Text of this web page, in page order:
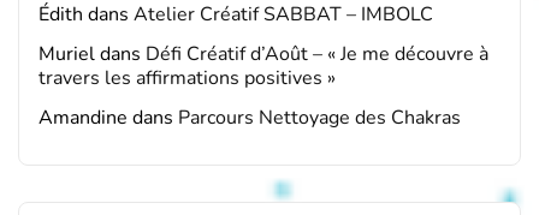
Édith dans Atelier Créatif SABBAT – IMBOLC
Murieldans Défi Créatif d’Août – « Je me découvre à
travers les affirmations positives »
Amandine dans Parcours Nettoyage des Chakras